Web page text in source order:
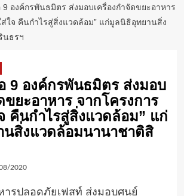
9 องค์กรพันธมิตร ส่งมอบเครื่องกำจัดขยะอาหาร
ส่ใจ คืนกำไรสู่สิ่งแวดล้อม” แก่มูลนิธิอุทยานสิ่ง
นธรฯ
9 องค์กรพันธมิตร ส่งมอบ
ขยะอาหาร จากโครงการ
คืนกำไรสู่สิ่งแวดล้อม” แก่
สิ่งแวดล้อมนานาชาติสิ
2020